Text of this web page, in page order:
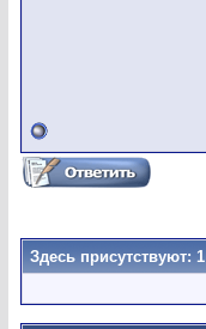
Здесь присутствуют: 1